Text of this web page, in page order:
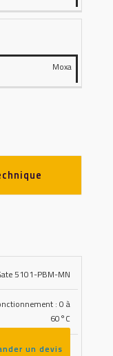
Moxa
DEMANDER
UN DEVIS
5101-PBM-MN
: 0 à
60°C
un devis